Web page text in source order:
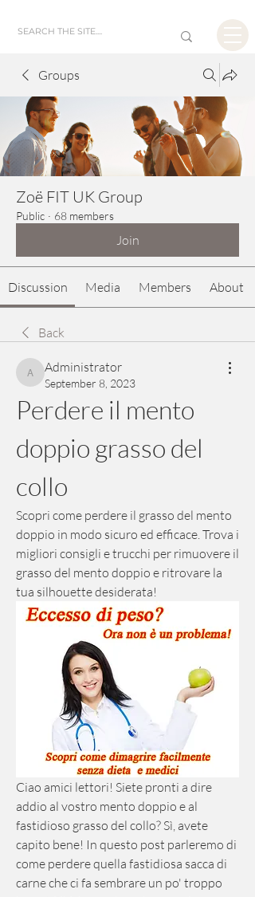
Groups
Zoë FIT UK Group
Public · 68 members
Join
Discussion Media Members About
Back
Administrator
Administrator
September 8, 2023
Perdere il mento
doppio grasso del
collo
Scopri come perdere il grasso del mento
doppio in modo sicuro ed efficace. Trova i
migliori consigli e trucchi per rimuovere il
grasso del mento doppio e ritrovare la
tua silhouette desiderata!
Ciao amici lettori! Siete pronti a dire
addio al vostro mento doppio e al
fastidioso grasso del collo? Sì, avete
capito bene! In questo post parleremo di
come perdere quella fastidiosa sacca di
carne che ci fa sembrare un po' troppo